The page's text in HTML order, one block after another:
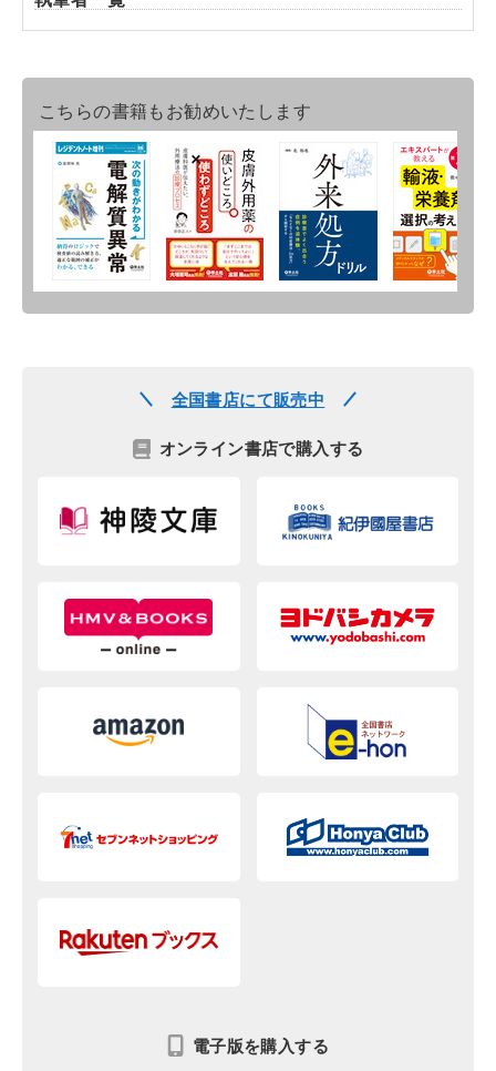
こちらの書籍もお勧めいたします
全国書店にて販売中
オンライン書店で購入する
電子版を購入する